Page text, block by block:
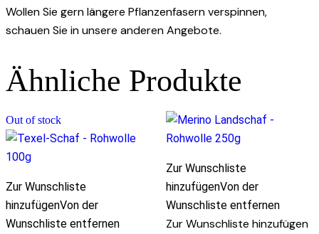
Wollen Sie gern längere Pflanzenfasern verspinnen,
schauen Sie in unsere anderen Angebote.
Ähnliche Produkte
Out of stock
Zur Wunschliste
hinzufügenVon der
Wunschliste entfernen
Zur Wunschliste
hinzufügenVon der
Wunschliste entfernen
Zur Wunschliste hinzufügen